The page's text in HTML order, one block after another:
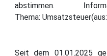
abstimmen.
Thema:
Seit dem 01.01.2025